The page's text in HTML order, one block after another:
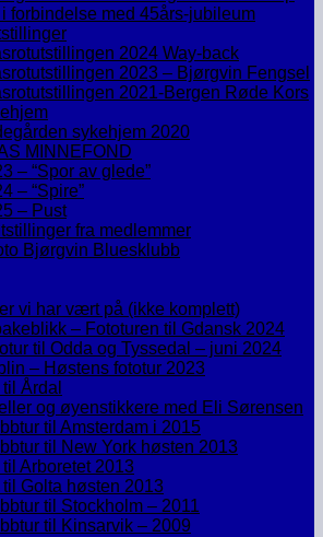
forbindelse med 45års-jubileum
2024 Way-back
2023 – Bjørgvin Fengsel
2021-Bergen Røde Kors
sykehjem 2020
MINNEFOND
– “Spor av glede”
– “Spire”
– Pust
fra medlemmer
Bjørgvin Bluesklubb
vi har vært på (ikke komplett)
– Fototuren til Gdansk 2024
til Odda og Tyssedal – juni 2024
– Høstens fototur 2023
Årdal
og øyenstikkere med Eli Sørensen
til Amsterdam i 2015
til New York høsten 2013
til Arboretet 2013
til Golta høsten 2013
til Stockholm – 2011
til Kinsarvik – 2009